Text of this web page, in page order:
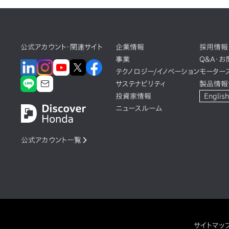
公式アカウント・関連サイト
公式アカウント一覧
企業情報
事業
テクノロジー/イノベーション
サステナビリティ
投資家情報
ニュースルーム
採用情報
Q&A・
モーター
製品情報
English
サイトマッ